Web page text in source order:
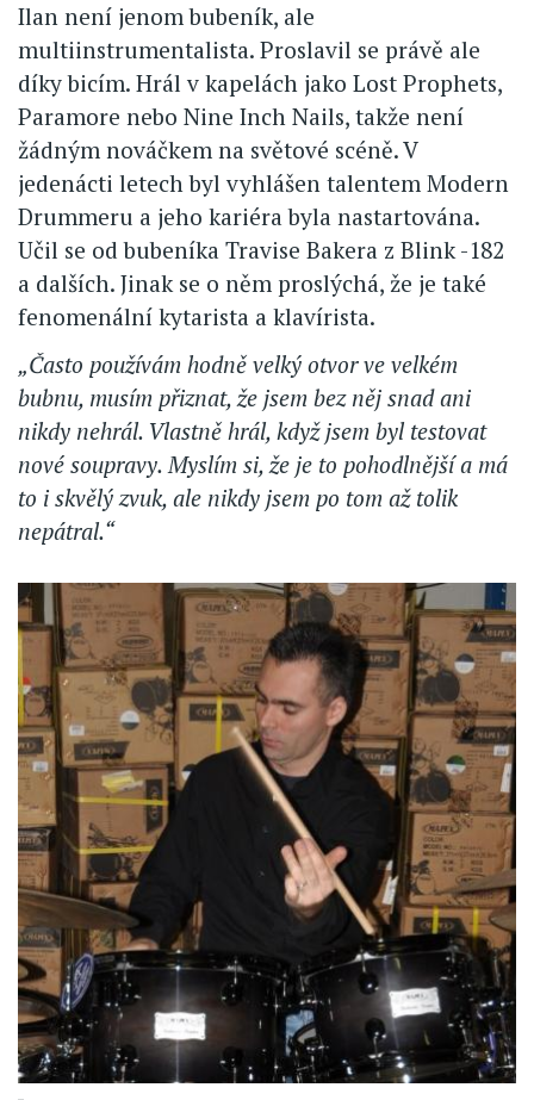
Ilan není jenom bubeník, ale
multiinstrumentalista. Proslavil se právě ale
díky bicím. Hrál v kapelách jako Lost Prophets,
Paramore nebo Nine Inch Nails, takže není
žádným nováčkem na světové scéně. V
jedenácti letech byl vyhlášen talentem Modern
Drummeru a jeho kariéra byla nastartována.
Učil se od bubeníka Travise Bakera z Blink -182
a dalších. Jinak se o něm proslýchá, že je také
fenomenální kytarista a klavírista.
„Často používám hodně velký otvor ve velkém
bubnu, musím přiznat, že jsem bez něj snad ani
nikdy nehrál. Vlastně hrál, když jsem byl testovat
nové soupravy. Myslím si, že je to pohodlnější a má
to i skvělý zvuk, ale nikdy jsem po tom až tolik
nepátral.“